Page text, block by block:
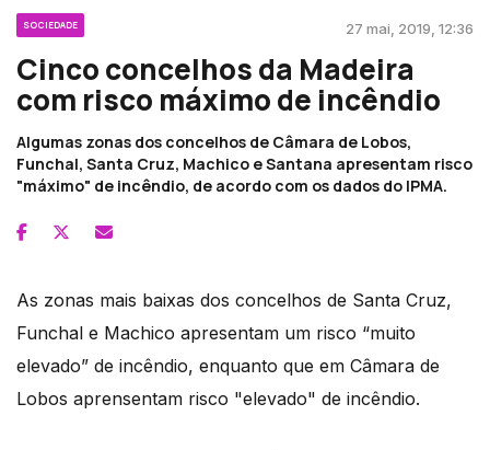
SOCIEDADE 27 mai, 2019, 12:36
Cinco concelhos da Madeira
com risco máximo de incêndio
Algumas zonas dos concelhos de Câmara de Lobos,
Funchal, Santa Cruz, Machico e Santana apresentam risco
"máximo" de incêndio, de acordo com os dados do IPMA.
As zonas mais baixas dos concelhos de Santa Cruz,
Funchal e Machico apresentam um risco “muito
elevado” de incêndio, enquanto que em Câmara de
Lobos aprensentam risco "elevado" de incêndio.